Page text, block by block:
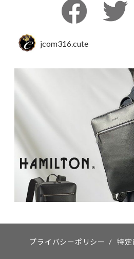
jcom316.cute
プライバシーポリシー / 特